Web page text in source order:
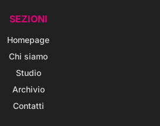
SEZIONI
Homepage
Chi siamo
Studio
Archivio
Contatti